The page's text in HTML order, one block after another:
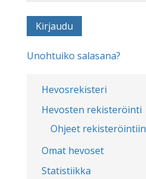
Hevosrekisteri
Hevosten rekisteröinti
Ohjeet rekisteröintiin
Omat hevoset
Statistiikka
Unohtuiko salasana?